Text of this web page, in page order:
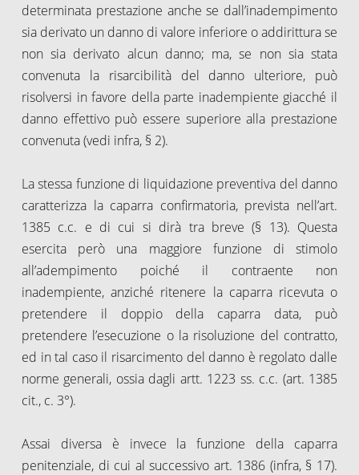
determinata prestazione anche se dall’inadempimento
sia derivato un danno di valore inferiore o addirittura se
non sia derivato alcun danno; ma, se non sia stata
convenuta la risarcibilità del danno ulteriore, può
risolversi in favore della parte inadempiente giacché il
danno effettivo può essere superiore alla prestazione
convenuta (vedi infra, § 2).
La stessa funzione di liquidazione preventiva del danno
caratterizza la caparra confirmatoria, prevista nell’art.
1385 c.c. e di cui si dirà tra breve (§ 13). Questa
esercita però una maggiore funzione di stimolo
all’adempimento poiché il contraente non
inadempiente, anziché ritenere la caparra ricevuta o
pretendere il doppio della caparra data, può
pretendere l’esecuzione o la risoluzione del contratto,
ed in tal caso il risarcimento del danno è regolato dalle
norme generali, ossia dagli artt. 1223 ss. c.c. (art. 1385
cit., c. 3°).
Assai diversa è invece la funzione della caparra
penitenziale, di cui al successivo art. 1386 (infra, § 17).